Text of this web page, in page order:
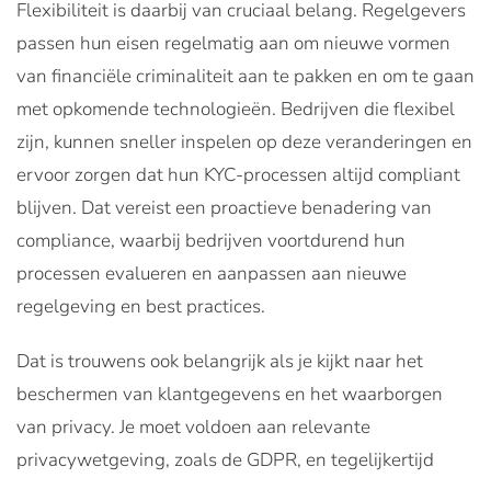
Flexibiliteit is daarbij van cruciaal belang. Regelgevers
passen hun eisen regelmatig aan om nieuwe vormen
van financiële criminaliteit aan te pakken en om te gaan
met opkomende technologieën. Bedrijven die flexibel
zijn, kunnen sneller inspelen op deze veranderingen en
ervoor zorgen dat hun KYC-processen altijd compliant
blijven. Dat vereist een proactieve benadering van
compliance, waarbij bedrijven voortdurend hun
processen evalueren en aanpassen aan nieuwe
regelgeving en best practices.
Dat is trouwens ook belangrijk als je kijkt naar het
beschermen van klantgegevens en het waarborgen
van privacy. Je moet voldoen aan relevante
privacywetgeving, zoals de GDPR, en tegelijkertijd